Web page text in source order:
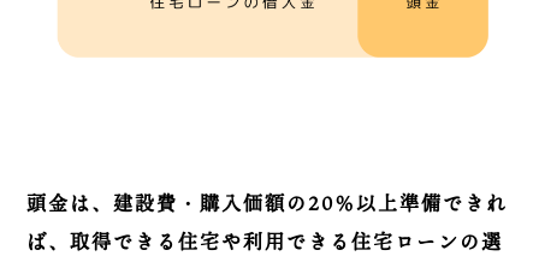
頭金は、建設費・購入価額の20％以上準備できれ
ば、取得できる住宅や利用できる住宅ローンの選